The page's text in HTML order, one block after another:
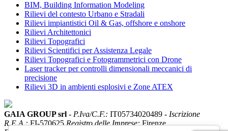
BIM, Building Information Modeling
Rilievi del contesto Urbano e Stradali
Rilievi impiantistici Oil & Gas, offshore e onshore
Rilievi Architettonici
Rilievi Topografici
Rilievi Scientifici per Assistenza Legale
Rilievi Topografici e Fotogrammetrici con Drone
Laser tracker per controlli dimensionali meccanici di
precisione
Rilievi 3D in ambienti esplosivi e Zone ATEX
GAIA GROUP srl - P.Iva/C.F.: IT05734020489 - Iscrizione
R.E.A.:FI-570625Registro delle Imprese:Firenze